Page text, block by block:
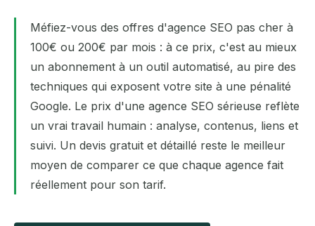
Méfiez-vous des offres d'agence SEO pas cher à
100€ ou 200€ par mois : à ce prix, c'est au mieux
un abonnement à un outil automatisé, au pire des
techniques qui exposent votre site à une pénalité
Google. Le prix d'une agence SEO sérieuse reflète
un vrai travail humain : analyse, contenus, liens et
suivi. Un devis gratuit et détaillé reste le meilleur
moyen de comparer ce que chaque agence fait
réellement pour son tarif.